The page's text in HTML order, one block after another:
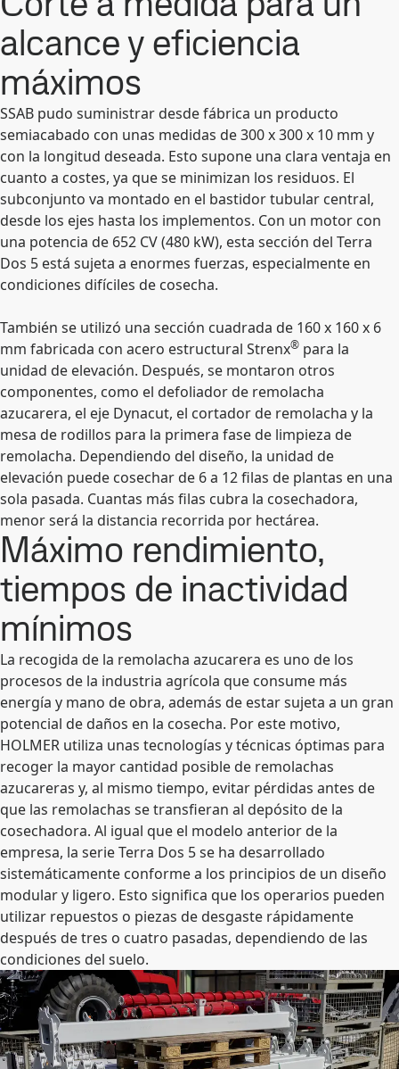
alcance y eficiencia
máximos
SSAB pudo suministrar desde fábrica un producto
semiacabado con unas medidas de 300 x 300 x 10 mm y
con la longitud deseada. Esto supone una clara ventaja en
cuanto a costes, ya que se minimizan los residuos. El
subconjunto va montado en el bastidor tubular central,
desde los ejes hasta los implementos. Con un motor con
una potencia de 652 CV (480 kW), esta sección del Terra
Dos 5 está sujeta a enormes fuerzas, especialmente en
condiciones difíciles de cosecha.
También se utilizó una sección cuadrada de 160 x 160 x 6
mm fabricada con acero estructural Strenx® para la
unidad de elevación. Después, se montaron otros
componentes, como el defoliador de remolacha
azucarera, el eje Dynacut, el cortador de remolacha y la
mesa de rodillos para la primera fase de limpieza de
remolacha. Dependiendo del diseño, la unidad de
elevación puede cosechar de 6 a 12 filas de plantas en una
sola pasada. Cuantas más filas cubra la cosechadora,
menor será la distancia recorrida por hectárea.
Máximo rendimiento,
tiempos de inactividad
mínimos
La recogida de la remolacha azucarera es uno de los
procesos de la industria agrícola que consume más
energía y mano de obra, además de estar sujeta a un gran
potencial de daños en la cosecha. Por este motivo,
HOLMER utiliza unas tecnologías y técnicas óptimas para
recoger la mayor cantidad posible de remolachas
azucareras y, al mismo tiempo, evitar pérdidas antes de
que las remolachas se transfieran al depósito de la
cosechadora. Al igual que el modelo anterior de la
empresa, la serie Terra Dos 5 se ha desarrollado
sistemáticamente conforme a los principios de un diseño
modular y ligero. Esto significa que los operarios pueden
utilizar repuestos o piezas de desgaste rápidamente
después de tres o cuatro pasadas, dependiendo de las
condiciones del suelo.